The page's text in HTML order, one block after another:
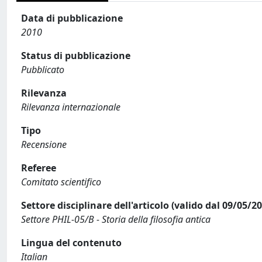
Data di pubblicazione
2010
Status di pubblicazione
Pubblicato
Rilevanza
Rilevanza internazionale
Tipo
Recensione
Referee
Comitato scientifico
Settore disciplinare dell'articolo (valido dal 09/05/
Settore PHIL-05/B - Storia della filosofia antica
Lingua del contenuto
Italian